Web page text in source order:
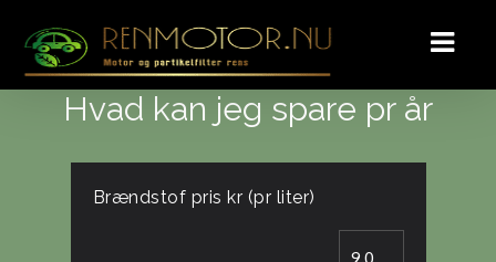
Hvad kan jeg spare pr år
Brændstof pris kr (pr liter)